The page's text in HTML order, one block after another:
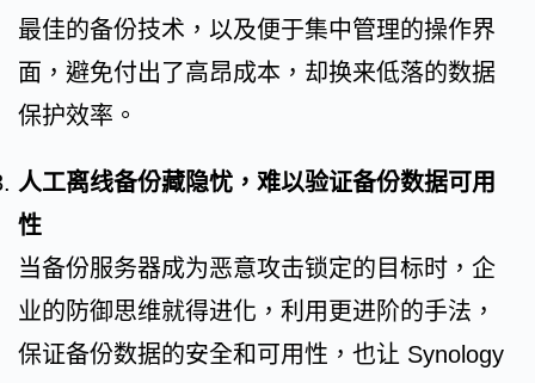
最佳的备份技术，以及便于集中管理的操作界
面，避免付出了高昂成本，却换来低落的数据
保护效率。
人工离线备份藏隐忧，难以验证备份数据可用
性
当备份服务器成为恶意攻击锁定的目标时，企
业的防御思维就得进化，利用更进阶的手法，
保证备份数据的安全和可用性，也让 Synology